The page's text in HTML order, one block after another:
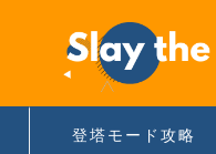
登塔モード攻略